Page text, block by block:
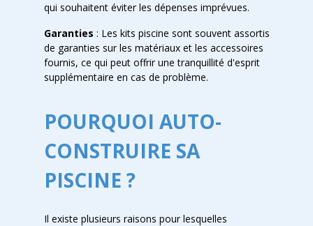
qui souhaitent éviter les dépenses imprévues.
Garanties : Les kits piscine sont souvent assortis
de garanties sur les matériaux et les accessoires
fournis, ce qui peut offrir une tranquillité d'esprit
supplémentaire en cas de problème.
POURQUOI AUTO-
CONSTRUIRE SA
PISCINE ?
Il existe plusieurs raisons pour lesquelles